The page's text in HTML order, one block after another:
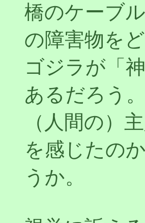
橋のケーブ
の障害物を
ゴジラが「
あるだろう。
（人間の）
を感じたのか
うか。